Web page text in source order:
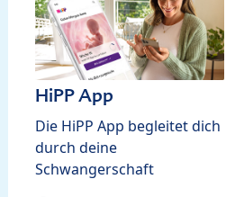
HiPP App
Die HiPP App begleitet dich
durch deine
Schwangerschaft